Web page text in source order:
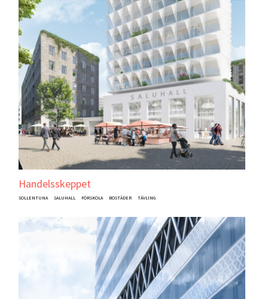
Handelsskeppet
SOLLENTUNA SALUHALL FÖRSKOLA BOSTÄDER TÄVLING